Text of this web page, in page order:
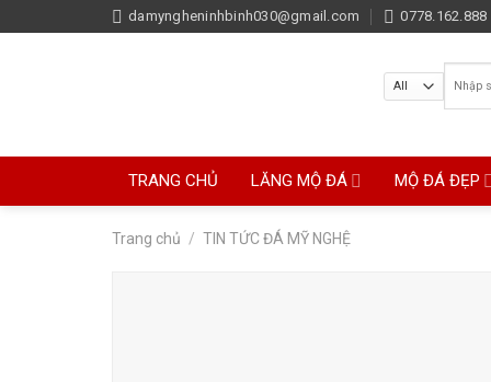
to
damyngheninhbinh030@gmail.com
Tìm
kiếm:
TRANG CHỦ LĂNG MỘ ĐÁ MỘ ĐÁ ĐẸP
Trang chủ / TIN TỨC ĐÁ MỸ NGHỆ